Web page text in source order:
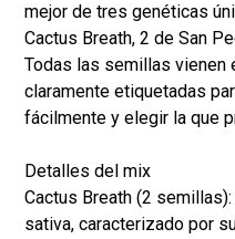
mejor de tres genéticas
Cactus Breath, 2 de San
Todas las semillas vienen
claramente etiquetadas
fácilmente y elegir la que
Detalles del mix
Cactus Breath (2
sativa, caracterizado por